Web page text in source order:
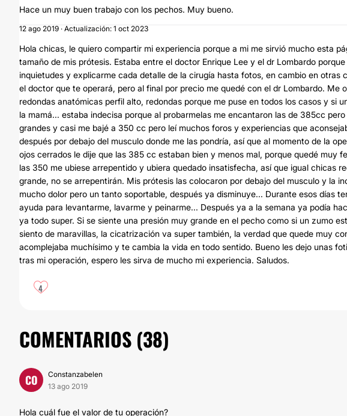
Hace un muy buen trabajo con los pechos. Muy bueno.
12 ago 2019 · Actualización: 1 oct 2023
Hola chicas, le quiero compartir mi experiencia porque a mi me sirvió mucho esta
tamaño de mis prótesis. Estaba entre el doctor Enrique Lee y el dr Lombardo
inquietudes y explicarme cada detalle de la cirugía hasta fotos, en cambio en otras
el doctor que te operará, pero al final por precio me quedé con el dr Lombardo. Me
redondas anatómicas perfil alto, redondas porque me puse en todos los casos y si
la mamá... estaba indecisa porque al probarmelas me encantaron las de 385cc
grandes y casi me bajé a 350 cc pero leí muchos foros y experiencias que
después por debajo del musculo donde me las pondría, así que al momento de la
ojos cerrados le dije que las 385 cc estaban bien y menos mal, porque quedé muy
las 350 me ubiese arrepentido y ubiera quedado insatisfecha, así que igual chicas
grande, no se arrepentirán. Mis prótesis las colocaron por debajo del musculo y la
mucho dolor pero un tanto soportable, después ya disminuye... Durante esos días
ayuda para levantarme, lavarme y peinarme... Después ya a la semana ya podía
ya todo super. Si se siente una presión muy grande en el pecho como si un zumo
siento de maravillas, la cicatrización va super también, la verdad que quede muy
acomplejaba muchísimo y te cambia la vida en todo sentido. Bueno les dejo unas
tras mi operación, espero les sirva de mucho mi experiencia. Saludos.
4
COMENTARIOS (38)
CO
Constanzabelen
13 ago 2019
Hola cuál fue el valor de tu operación?